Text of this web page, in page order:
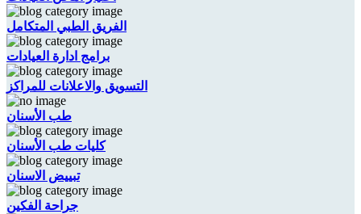
الفريق الطبي المتكامل
برامج ادارة العيادات
التسويق والاعلانات للمراكز
طب الأسنان
كليات طب الأسنان
تبييض الاسنان
جراحة الفكين